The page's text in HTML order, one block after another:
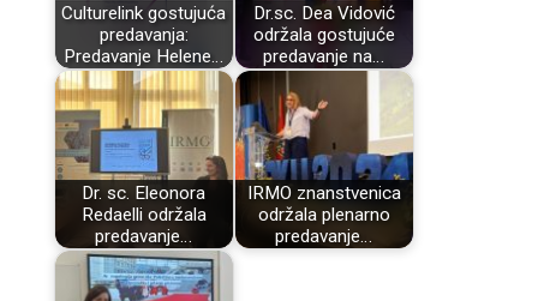
Culturelink gostujuća
predavanja:
Predavanje Helene…
Dr.sc. Dea Vidović
održala gostujuće
predavanje na…
Dr. sc. Eleonora
Redaelli održala
predavanje…
IRMO znanstvenica
održala plenarno
predavanje…